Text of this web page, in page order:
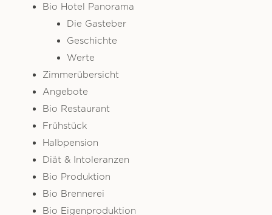
Bio Hotel Panorama
Die Gasteber
Geschichte
Werte
Zimmerübersicht
Angebote
Bio Restaurant
Frühstück
Halbpension
Diät & Intoleranzen
Bio Produktion
Bio Brennerei
Bio Eigenproduktion